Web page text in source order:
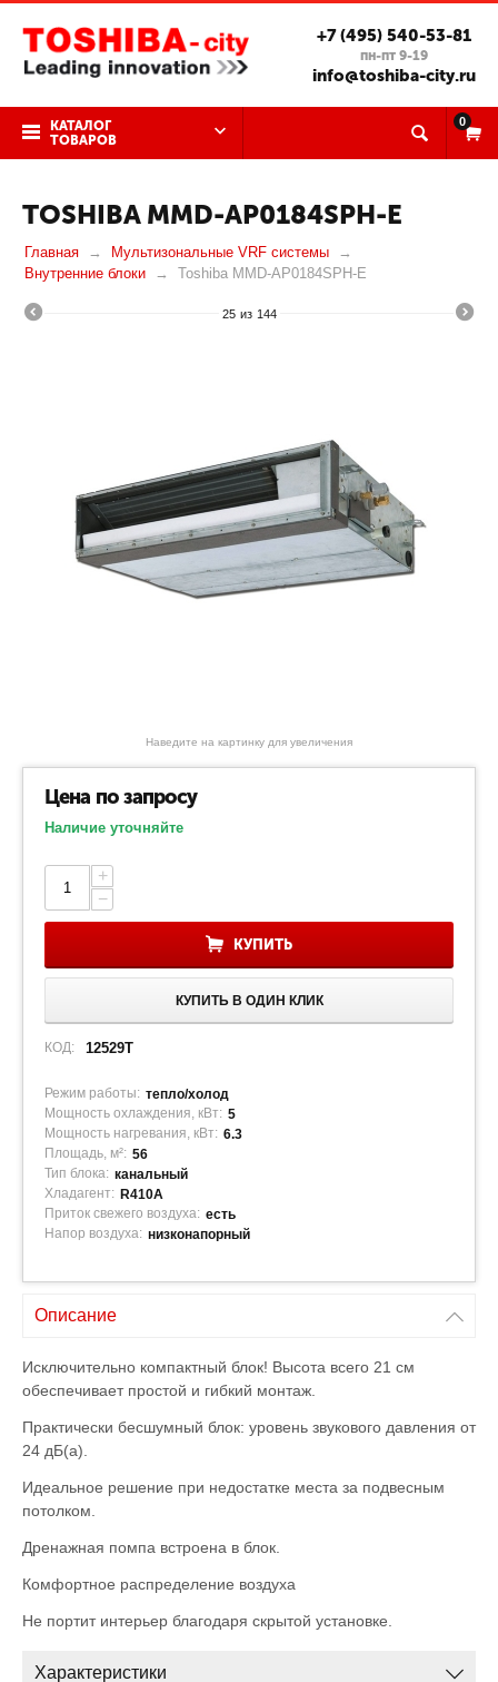
+7 (495) 540-53-81
пн-пт 9-19
info@toshiba-city.ru
КАТАЛОГ
ТОВАРОВ
0
TOSHIBA MMD-AP0184SPH-E
Главная
Мультизональные VRF системы
Внутренние блоки
Toshiba MMD-AP0184SPH-E
25 из 144
Наведите на картинку для увеличения
Цена по запросу
Наличие уточняйте
+
−
КУПИТЬ
КУПИТЬ В ОДИН КЛИК
КОД: 12529T
Режим работы: тепло/холод
Мощность охлаждения, кВт: 5
Мощность нагревания, кВт: 6.3
Площадь, м²: 56
Тип блока: канальный
Хладагент: R410A
Приток свежего воздуха: есть
Напор воздуха: низконапорный
Описание
Исключительно компактный блок! Высота всего 21 см
обеспечивает простой и гибкий монтаж.
Практически бесшумный блок: уровень звукового давления от
24 дБ(а).
Идеальное решение при недостатке места за подвесным
потолком.
Дренажная помпа встроена в блок.
Комфортное распределение воздуха
Не портит интерьер благодаря скрытой установке.
Характеристики